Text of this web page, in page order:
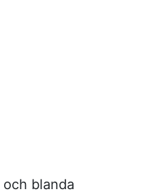
blanda